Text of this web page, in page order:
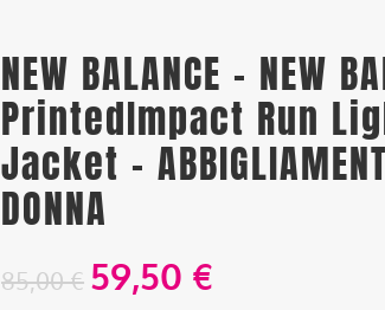
NEW BALANCE – NEW
PrintedImpact Run
Jacket –
DONNA
85,00€ 59,50 €